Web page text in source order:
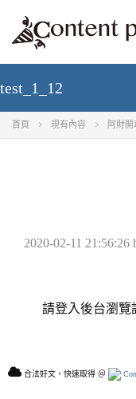
test_1_12
首頁 現有內容 阿財開
2020-02-11 21:56:26
請登入後台瀏覽
合法好文，快速取得 ＠